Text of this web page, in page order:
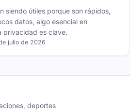
siendo útiles porque son rápidos,
datos, algo esencial en
privacidad es clave.
julio de 2026
deportes